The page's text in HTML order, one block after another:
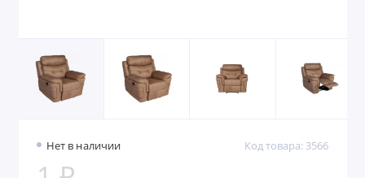
Нет в наличии Код товара: 3566